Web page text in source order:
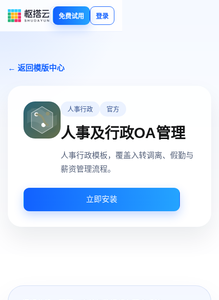
免费试用 登录
← 返回模版中心
人事行政 官方
人事及行政OA管理
人事行政模板，覆盖入转调离、假勤与
薪资管理流程。
立即安装